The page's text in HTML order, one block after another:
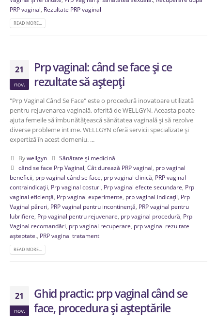
PRP vaginal Rezultate PRP vaginal
READ MORE...
21
nov.
Prp vaginal: când se face și ce
rezultate să aștepți
"Prp Vaginal Când Se Face" este o procedură inovatoare utilizată
pentru rejuvenarea vaginală, oferită de WELLGYN. Aceasta poate
ajuta femeile să îmbunătățească sănătatea vaginală și să rezolve
diverse probleme intime. WELLGYN oferă servicii specializate și
expertiză în acest domeniu. ...
Bywellgyn
Sănătate și medicină
când se face Prp Vaginal Cât durează PRP vaginal prp vaginal
beneficii prp vaginal când se face prp vaginal clinică PRP vaginal
contraindicații Prp vaginal costuri Prp vaginal efecte secundare Prp
vaginal eficiență Prp vaginal experimente prp vaginal indicații Prp
Vaginal păreri PRP vaginal pentru incontinență PRP vaginal pentru
lubrifiere Prp vaginal pentru rejuvenare prp vaginal procedură Prp
Vaginal recomandări prp vaginal recuperare prp vaginal rezultate
așteptate. PRP vaginal tratament
READ MORE...
21
nov.
Ghid practic: prp vaginal când se
face, procedura și așteptările